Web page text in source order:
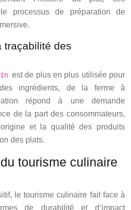
processus de préparation de
traçabilité des
est de plus en plus utilisée pour
ingrédients, de la ferme à
répond à une demande
de la part des consommateurs,
et la qualité des produits
des plats.
tourisme culinaire
le tourisme culinaire fait face à
de durabilité et d’impact